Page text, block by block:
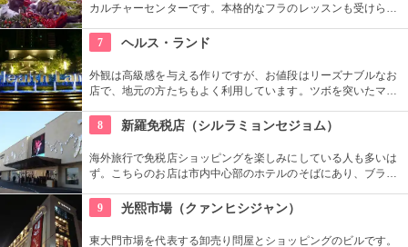
カルチャーセンターです。本格的なフラのレッスンも受けられ
菜・果物が買える、週2回のファーマーズマーケットも好評で
す。
7 ヘルス・ランド
外観は高級感を与える作りですが、お値段はリーズナブルなお
店で、地元の方たちもよく利用しています。ツボを突いたマッ
8
新羅免税店（シルラミョンセジョム）
海外旅行で免税店ショッピングを楽しみにしている人も多いは
ず。こちらのお店は市内中心部のホテルのそばにあり、ブラン
す。買い物をがんばった後は屋上の休憩スペースで癒されて。
9 光熙市場（クァンヒシジャン）
東大門市場を代表する卸売り問屋とショッピングのビルです。